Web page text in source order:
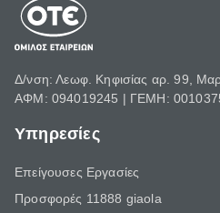
Δ/νση: Λεωφ. Κηφισίας αρ. 99,
ΑΦΜ: 094019245 | ΓΕΜΗ:
Υπηρεσίες
Επείγουσες Εργασίες
Προσφορές 11888 giaola